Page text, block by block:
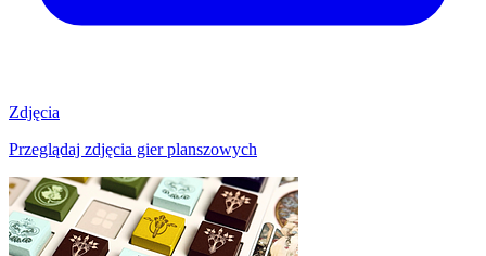
Zdjęcia
Przeglądaj zdjęcia gier planszowych